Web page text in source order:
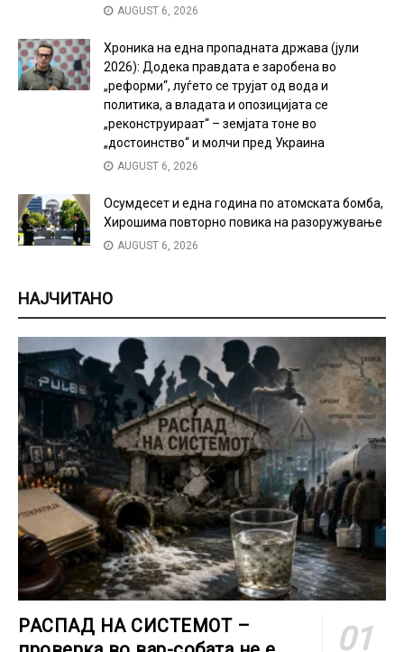
AUGUST 6, 2026
Хроника на една пропадната држава (јули
2026): Додека правдата е заробена во
„реформи“, луѓето се трујат од вода и
политика, а владата и опозицијата се
„реконструираат“ – земјата тоне во
„достоинство“ и молчи пред Украина
AUGUST 6, 2026
Осумдесет и една година по атомската бомба,
Хирошима повторно повика на разоружување
AUGUST 6, 2026
НАЈЧИТАНО
РАСПАД НА СИСТЕМОТ –